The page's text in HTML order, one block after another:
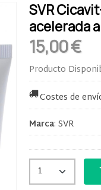
SVR
acelerada
15,00 €
Producto
Costes de
Marca: SVR